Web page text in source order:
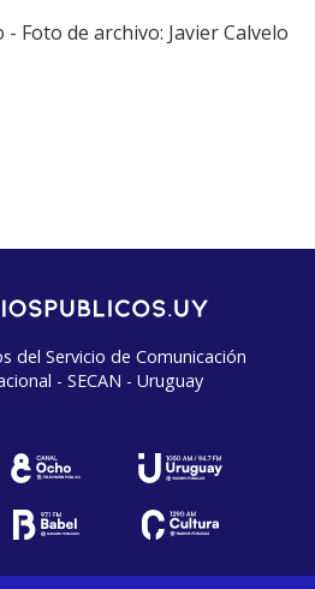
Foto de archivo: Javier Calvelo
del Servicio de Comunicación
- SECAN - Uruguay